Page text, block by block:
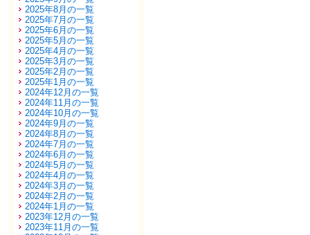
2025年8月の一覧
2025年7月の一覧
2025年6月の一覧
2025年5月の一覧
2025年4月の一覧
2025年3月の一覧
2025年2月の一覧
2025年1月の一覧
2024年12月の一覧
2024年11月の一覧
2024年10月の一覧
2024年9月の一覧
2024年8月の一覧
2024年7月の一覧
2024年6月の一覧
2024年5月の一覧
2024年4月の一覧
2024年3月の一覧
2024年2月の一覧
2024年1月の一覧
2023年12月の一覧
2023年11月の一覧